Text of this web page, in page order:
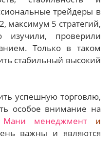
трейдеры в
максимум 5 стратегий,
проверили
Только в таком
стабильный высокий
успешную торговлю,
особое внимание на
Мани менеджменти
важны и являются